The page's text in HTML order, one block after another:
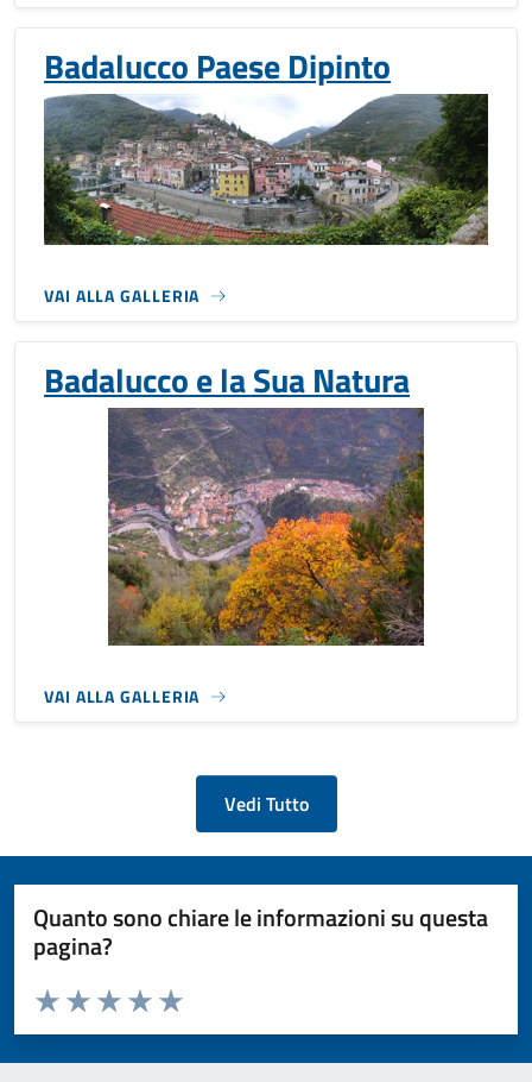
Badalucco Paese Dipinto
VAI ALLA GALLERIA
Badalucco e la Sua Natura
VAI ALLA GALLERIA
Vedi Tutto
Quanto sono chiare le informazioni su questa
pagina?
Valuta da 1 a 5 stelle la pagina
Valuta 5 stelle su 5
Valuta 4 stelle su 5
Valuta 3 stelle su 5
Valuta 2 stelle su 5
Valuta 1 stelle su 5